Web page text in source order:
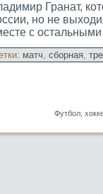
Гранат,
но не
с
матч, сборная,
Футбол,